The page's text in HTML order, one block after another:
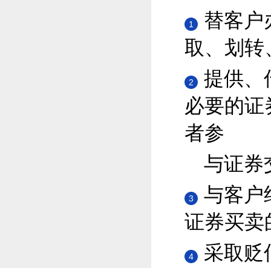
1
替客户
取、划转
2
提供、
必要的
者参
与证券
3
与客户
证券买卖
4
采取贬